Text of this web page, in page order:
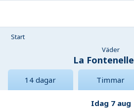
Start
Väder
La Fontenelle
14 dagar Timmar
Idag 7 aug